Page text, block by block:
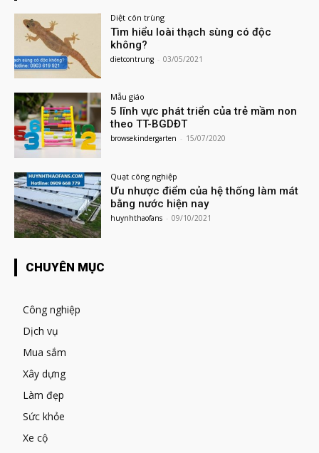
Diệt côn trùng
Tìm hiểu loài thạch sùng có độc
không?
dietcontrung - 03/05/2021
Mẫu giáo
5 lĩnh vực phát triển của trẻ mầm non
theo TT-BGDĐT
browsekindergarten - 15/07/2020
Quạt công nghiệp
Ưu nhược điểm của hệ thống làm mát
bằng nước hiện nay
huynhthaofans - 09/10/2021
CHUYÊN MỤC
Công nghiệp
Dịch vụ
Mua sắm
Xây dựng
Làm đẹp
Sức khỏe
Xe cộ